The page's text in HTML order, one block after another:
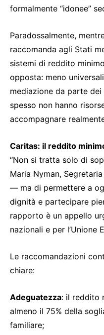
formalmente “idonee”
Paradossalmente,
raccomanda agli Stati
sistemi di reddito
opposta: meno
mediazione da parte
spesso non hanno
accompagnare
Caritas: il reddito
“Non si tratta solo di
Maria Nyman,
— ma di permettere a
dignità e partecipare
rapporto è un appello
nazionali e per l’Unione
Le raccomandazioni
chiare:
Adeguatezza: il reddito
almeno il 75% della
familiare;